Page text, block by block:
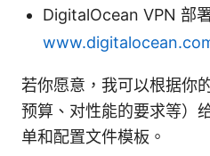
DigitalOcean VPN 部
若你愿意，我可以根据你
预算、对性能的要求等）
单和配置文件模板。